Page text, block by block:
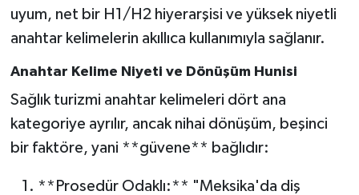
uyum, net bir H1/H2 hiyerarşisi ve yüksek niyetli
anahtar kelimelerin akıllıca kullanımıyla sağlanır.
Anahtar Kelime Niyeti ve Dönüşüm Hunisi
Sağlık turizmi anahtar kelimeleri dört ana
kategoriye ayrılır, ancak nihai dönüşüm, beşinci
bir faktöre, yani **güvene** bağlıdır:
**Prosedür Odaklı:** "Meksika'da diş